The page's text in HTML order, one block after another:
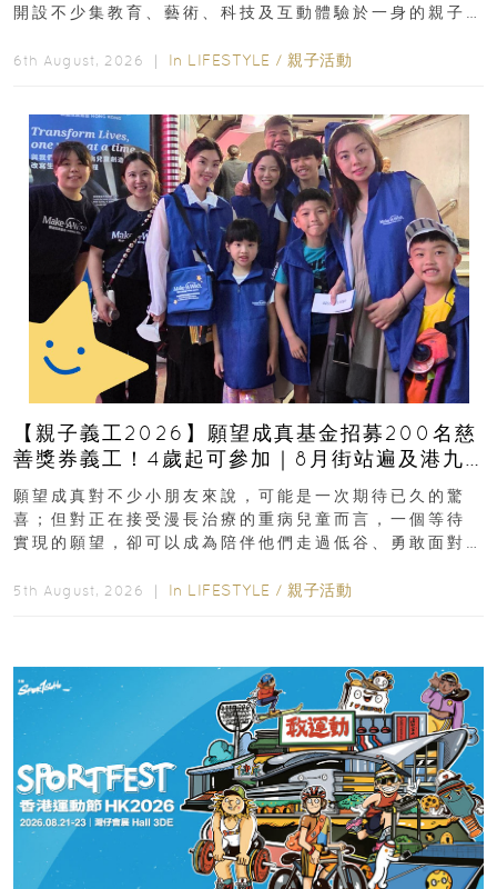
開設不少集教育、藝術、科技及互動體驗於一身的親子
6th August, 2026 ｜ In LIFESTYLE / 親子活動
【親子義工2026】願望成真基金招募200名慈
善獎券義工！4歲起可參加｜8月街站遍及港九
新界
願望成真對不少小朋友來說，可能是一次期待已久的驚
喜；但對正在接受漫長治療的重病兒童而言，一個等待
實現的願望，卻可以成為陪伴他們走過低谷、勇敢面對
5th August, 2026 ｜ In LIFESTYLE / 親子活動